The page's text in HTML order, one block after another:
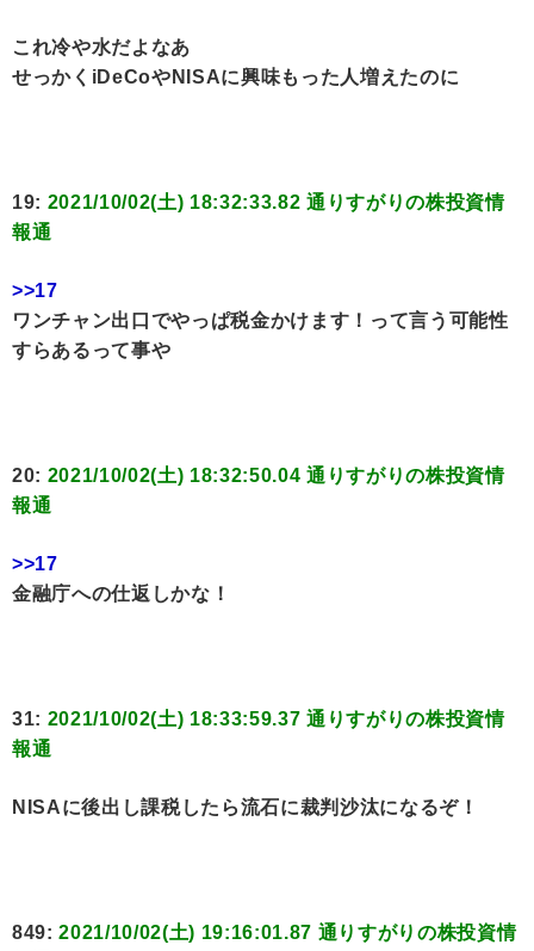
これ冷や水だよなあ
せっかくiDeCoやNISAに興味もった人増えたのに
19: 2021/10/02(土) 18:32:33.82 通りすがりの株投資情
報通
>>17
ワンチャン出口でやっぱ税金かけます！って言う可能性
すらあるって事や
20: 2021/10/02(土) 18:32:50.04 通りすがりの株投資情
報通
>>17
金融庁への仕返しかな！
31: 2021/10/02(土) 18:33:59.37 通りすがりの株投資情
報通
NISAに後出し課税したら流石に裁判沙汰になるぞ！
849:2021/10/02(土) 19:16:01.87 通りすがりの株投資情